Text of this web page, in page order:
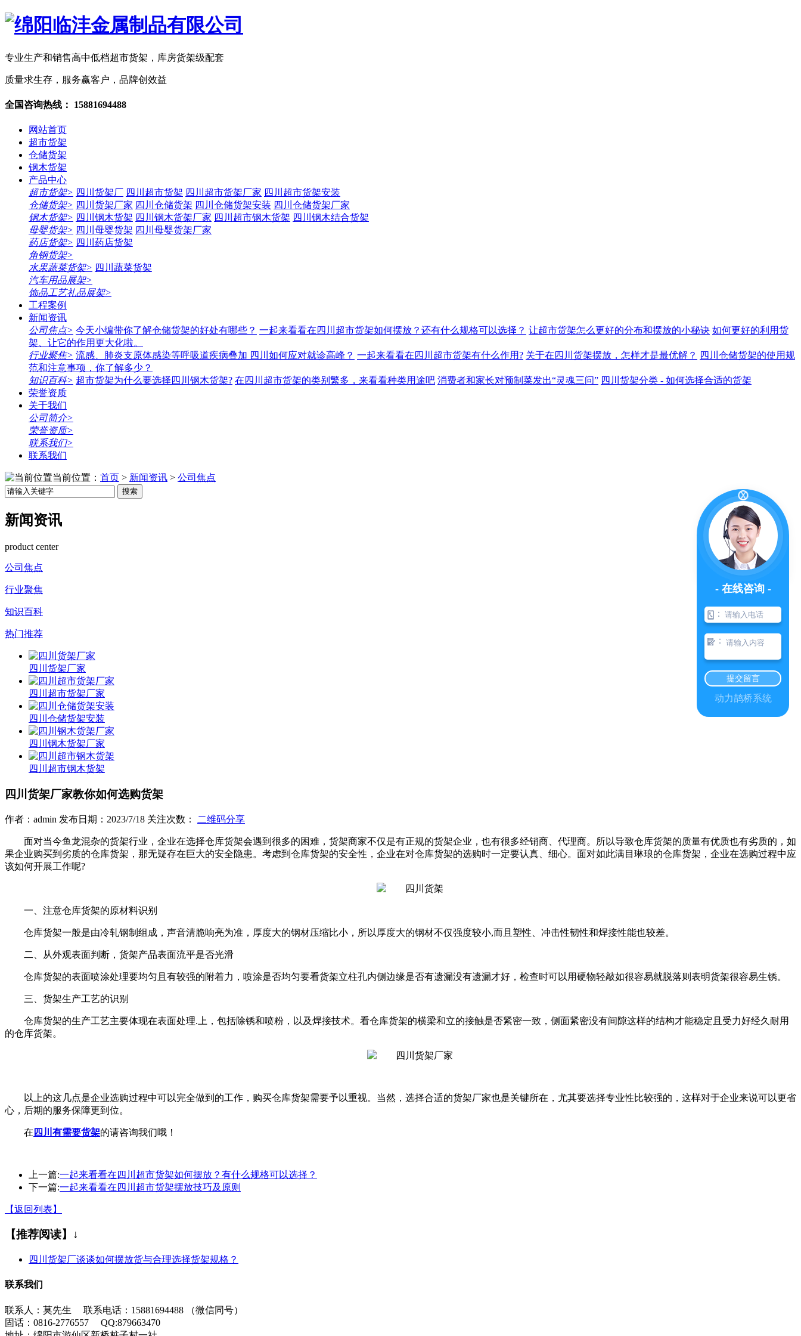
专业生产和销售高中低档超市货架，库房货架级配套
质量求生存，服务赢客户，品牌创效益
全国咨询热线： 15881694488
网站首页
超市货架
仓储货架
钢木货架
产品中心
超市货架> 四川货架厂 四川超市货架 四川超市货架厂家 四川超市货架安装
仓储货架> 四川货架厂家 四川仓储货架 四川仓储货架安装 四川仓储货架厂家
钢木货架> 四川钢木货架 四川钢木货架厂家 四川超市钢木货架 四川钢木结合货架
母婴货架> 四川母婴货架 四川母婴货架厂家
药店货架> 四川药店货架
角钢货架>
水果蔬菜货架> 四川蔬菜货架
汽车用品展架>
饰品工艺礼品展架>
工程案例
新闻资讯
公司焦点> 今天小编带你了解仓储货架的好处有哪些？ 一起来看看在四川超市货架如何摆放？还有什么规格可以选择？ 让超市货架怎么更好的分布和摆放的小秘诀 如何更好的利用货
架、让它的作用更大化啦。
行业聚焦> 流感、肺炎支原体感染等呼吸道疾病叠加 四川如何应对就诊高峰？ 一起来看看在四川超市货架有什么作用? 关于在四川货架摆放，怎样才是最优解？
四川仓储货架的使用规
范和注意事项，你了解多少？
知识百科> 超市货架为什么要选择四川钢木货架? 在四川超市货架的类别繁多，来看看种类用途吧 消费者和家长对预制菜发出“灵魂三问” 四川货架分类 - 如何选择合适的货架
荣誉资质
关于我们
公司简介>
荣誉资质>
联系我们>
联系我们
当前位置： 首页 > 新闻资讯 > 公司焦点
搜索
新闻资讯
product center
公司焦点
行业聚焦
知识百科
热门推荐
四川货架厂家
四川超市货架厂家
四川仓储货架安装
四川钢木货架厂家
四川超市钢木货架
四川货架厂家教你如何选购货架
作者：admin 发布日期：2023/7/18 关注次数： 二维码分享
面对当今鱼龙混杂的货架行业，企业在选择仓库货架会遇到很多的困难，货架商家不仅是有正规的货架企业，也有很多经销商、代理商。所以导致仓库货架的质量有优质也有劣质的，如
果企业购买到劣质的仓库货架，那无疑存在巨大的安全隐患。考虑到仓库货架的安全性，企业在对仓库货架的选购时一定要认真、细心。面对如此满目琳琅的仓库货架，企业在选购过程中应
该如何开展工作呢?
一、注意仓库货架的原材料识别
仓库货架一般是由冷轧钢制组成，声音清脆响亮为准，厚度大的钢材压缩比小，所以厚度大的钢材不仅强度较小,而且塑性、冲击性韧性和焊接性能也较差。
二、从外观表面判断，货架产品表面流平是否光滑
仓库货架的表面喷涂处理要均匀且有较强的附着力，喷涂是否均匀要看货架立柱孔内侧边缘是否有遗漏没有遗漏才好，检查时可以用硬物轻敲如很容易就脱落则表明货架很容易生锈。
三、货架生产工艺的识别
仓库货架的生产工艺主要体现在表面处理.上，包括除锈和喷粉，以及焊接技术。看仓库货架的横梁和立的接触是否紧密一致，侧面紧密没有间隙这样的结构才能稳定且受力好经久耐用
的仓库货架。
以上的这几点是企业选购过程中可以完全做到的工作，购买仓库货架需要予以重视。当然，选择合适的货架厂家也是关键所在，尤其要选择专业性比较强的，这样对于企业来说可以更省
心，后期的服务保障更到位。
在 四川有需要货架的请咨询我们哦！
上一篇:一起来看看在四川超市货架如何摆放？有什么规格可以选择？
下一篇:一起来看看在四川超市货架摆放技巧及原则
【返回列表】
【推荐阅读】↓
四川货架厂谈谈如何摆放货与合理选择货架规格？
联系我们
联系人：莫先生 联系电话：15881694488 （微信同号）
固话：0816-2776557 QQ:879663470
- 在线咨询 -
：
：
提交留言
动力鹊桥系统